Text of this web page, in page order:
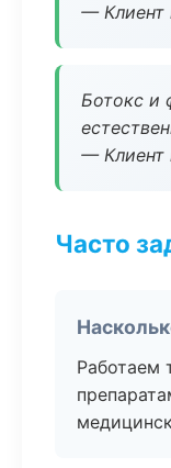
— Клиент
Ботокс и
— Клиент
Часто
Работаем